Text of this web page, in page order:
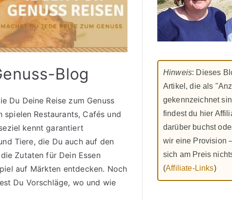
Blog
Du Deine Reise zum Genuss
Restaurants, Cafés und
kennt garantiert
Tiere, die Du auch auf den
Zutaten für Dein Essen
auf Märkten entdecken. Noch
Du Vorschläge, wo und wie
Hinweis: Dieses
Artikel, die als
gekennzeichnet
findest du hier
darüber buchst
wir eine Provision
sich am Preis
(Affiliate-Links)